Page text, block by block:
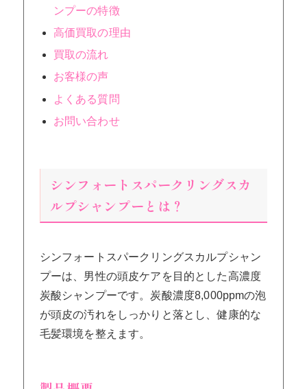
ンプーの特徴
高価買取の理由
買取の流れ
お客様の声
よくある質問
お問い合わせ
シンフォートスパークリングスカ
ルプシャンプーとは？
シンフォートスパークリングスカルプシャン
プーは、男性の頭皮ケアを目的とした高濃度
炭酸シャンプーです。炭酸濃度8,000ppmの泡
が頭皮の汚れをしっかりと落とし、健康的な
毛髪環境を整えます。